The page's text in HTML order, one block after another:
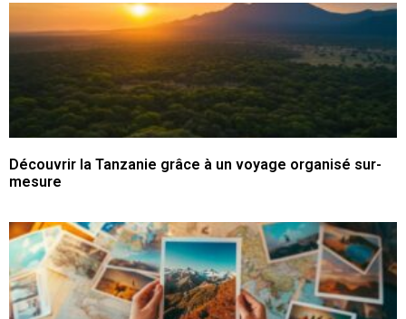
Découvrir la Tanzanie grâce à un voyage organisé sur-
mesure